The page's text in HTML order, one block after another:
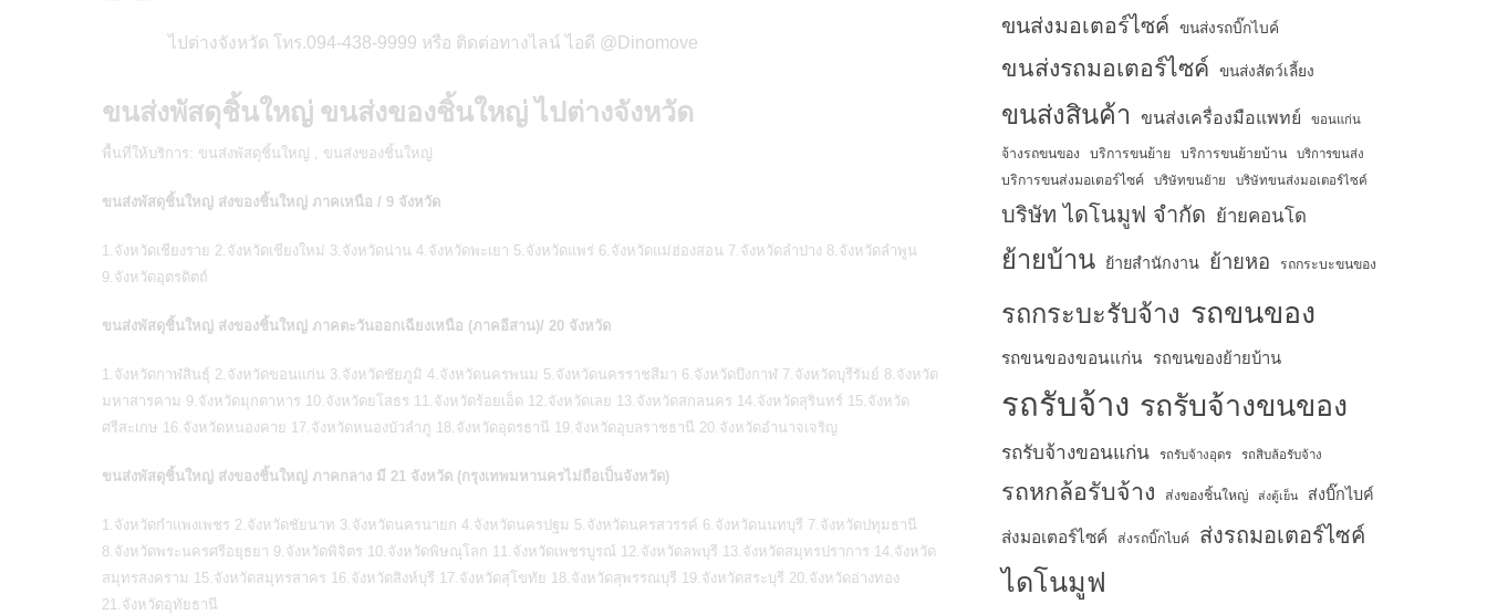
ไปต่างจังหวัด โทร.094-438-9999 หรือ ติดต่อทางไลน์ ไอดี @Dinomove
ขนส่งพัสดุชิ้นใหญ่ ขนส่งของชิ้นใหญ่ ไปต่างจังหวัด
พื้นที่ให้บริการ: ขนส่งพัสดุชิ้นใหญ่ , ขนส่งของชิ้นใหญ่
ขนส่งพัสดุชิ้นใหญ่ ส่งของชิ้นใหญ่ ภาคเหนือ / 9 จังหวัด
1.จังหวัดเชียงราย 2.จังหวัดเชียงใหม่ 3.จังหวัดน่าน 4.จังหวัดพะเยา 5.จังหวัดแพร่ 6.จังหวัดแม่ฮ่องสอน 7.จังหวัดลำปาง 8.จังหวัดลำพูน
9.จังหวัดอุตรดิตถ์
ขนส่งพัสดุชิ้นใหญ่ ส่งของชิ้นใหญ่ ภาคตะวันออกเฉียงเหนือ (ภาคอีสาน)/ 20 จังหวัด
1.จังหวัดกาฬสินธุ์ 2.จังหวัดขอนแก่น 3.จังหวัดชัยภูมิ 4.จังหวัดนครพนม 5.จังหวัดนครราชสีมา 6.จังหวัดบึงกาฬ 7.จังหวัดบุรีรัมย์ 8.จังหวัด
มหาสารคาม 9.จังหวัดมุกดาหาร 10.จังหวัดยโสธร 11.จังหวัดร้อยเอ็ด 12.จังหวัดเลย 13.จังหวัดสกลนคร 14.จังหวัดสุรินทร์ 15.จังหวัด
ศรีสะเกษ 16.จังหวัดหนองคาย 17.จังหวัดหนองบัวลำภู 18.จังหวัดอุดรธานี 19.จังหวัดอุบลราชธานี 20.จังหวัดอำนาจเจริญ
ขนส่งพัสดุชิ้นใหญ่ ส่งของชิ้นใหญ่ ภาคกลาง มี 21 จังหวัด (กรุงเทพมหานครไม่ถือเป็นจังหวัด)
1.จังหวัดกำแพงเพชร 2.จังหวัดชัยนาท 3.จังหวัดนครนายก 4.จังหวัดนครปฐม 5.จังหวัดนครสวรรค์ 6.จังหวัดนนทบุรี 7.จังหวัดปทุมธานี
8.จังหวัดพระนครศรีอยุธยา 9.จังหวัดพิจิตร 10.จังหวัดพิษณุโลก 11.จังหวัดเพชรบูรณ์ 12.จังหวัดลพบุรี 13.จังหวัดสมุทรปราการ 14.จังหวัด
สมุทรสงคราม 15.จังหวัดสมุทรสาคร 16.จังหวัดสิงห์บุรี 17.จังหวัดสุโขทัย 18.จังหวัดสุพรรณบุรี 19.จังหวัดสระบุรี 20.จังหวัดอ่างทอง
21.จังหวัดอุทัยธานี
ขนส่งมอเตอร์ไซค์ ขนส่งรถบิ๊กไบค์
ขนส่งรถมอเตอร์ไซค์ ขนส่งสัตว์เลี้ยง
ขนส่งสินค้า ขนส่งเครื่องมือแพทย์ ขอนแก่น
จ้างรถขนของ บริการขนย้าย บริการขนย้ายบ้าน บริการขนส่ง
บริการขนส่งมอเตอร์ไซค์ บริษัทขนย้าย บริษัทขนส่งมอเตอร์ไซค์
บริษัท ไดโนมูฟ จำกัด ย้ายคอนโด
ย้ายบ้าน ย้ายสำนักงาน ย้ายหอ รถกระบะขนของ
รถกระบะรับจ้าง รถขนของ
รถขนของขอนแก่น รถขนของย้ายบ้าน
รถรับจ้าง รถรับจ้างขนของ
รถรับจ้างขอนแก่น รถรับจ้างอุดร รถสิบล้อรับจ้าง
รถหกล้อรับจ้าง ส่งของชิ้นใหญ่ ส่งตู้เย็น ส่งบิ๊กไบค์
ส่งมอเตอร์ไซค์ ส่งรถบิ๊กไบค์ ส่งรถมอเตอร์ไซค์
ไดโนมูฟ